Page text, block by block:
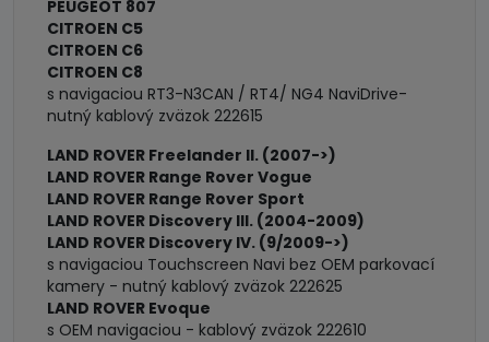
PEUGEOT 807
CITROEN C5
CITROEN C6
CITROEN C8
s navigaciou RT3-N3CAN / RT4/ NG4 NaviDrive-
nutný kablový zväzok 222615
LAND ROVER Freelander II. (2007->)
LAND ROVER Range Rover Vogue
LAND ROVER Range Rover Sport
LAND ROVER Discovery III. (2004-2009)
LAND ROVER Discovery IV. (9/2009->)
s navigaciou Touchscreen Navi bez OEM parkovací
kamery - nutný kablový zväzok 222625
LAND ROVER Evoque
s OEM navigaciou - kablový zväzok 222610